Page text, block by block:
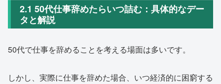
2.1 50代仕事辞めたらいつ詰む：具体的なデー
タと解説
50代で仕事を辞めることを考える場面は多いです。
しかし、実際に仕事を辞めた場合、いつ経済的に困窮する